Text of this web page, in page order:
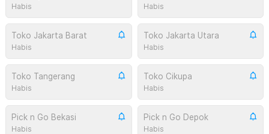
Habis Habis
Toko Jakarta Barat
Habis
Toko Jakarta Utara
Habis
Toko Tangerang
Habis
Toko Cikupa
Habis
Pick n Go Bekasi
Habis
Pick n Go Depok
Habis